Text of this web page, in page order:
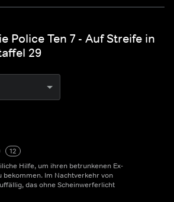
Police Ten 7 - Auf Streife in
29
12
Hilfe, um ihren betrunkenen Ex-
bekommen. Im Nachtverkehr von
das ohne Scheinwerferlicht